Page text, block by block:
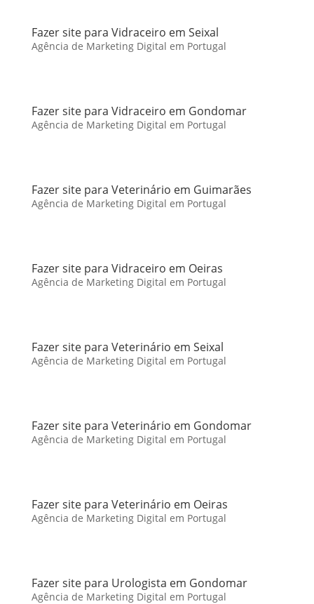
Fazer site para Vidraceiro em Seixal
Agência de Marketing Digital em Portugal
Fazer site para Vidraceiro em Gondomar
Agência de Marketing Digital em Portugal
Fazer site para Veterinário em Guimarães
Agência de Marketing Digital em Portugal
Fazer site para Vidraceiro em Oeiras
Agência de Marketing Digital em Portugal
Fazer site para Veterinário em Seixal
Agência de Marketing Digital em Portugal
Fazer site para Veterinário em Gondomar
Agência de Marketing Digital em Portugal
Fazer site para Veterinário em Oeiras
Agência de Marketing Digital em Portugal
Fazer site para Urologista em Gondomar
Agência de Marketing Digital em Portugal